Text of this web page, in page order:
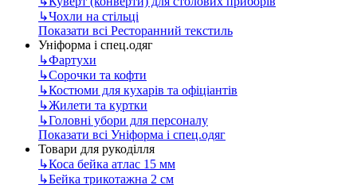
↳Чохли на стільці
Показати всі Ресторанний текстиль
Уніформа і спец.одяг
↳Фартухи
↳Сорочки та кофти
↳Костюми для кухарів та офіціантів
↳Жилети та куртки
↳Головні убори для персоналу
Показати всі Уніформа і спец.одяг
Товари для рукоділля
↳Коса бейка атлас 15 мм
↳Бейка трикотажна 2 см